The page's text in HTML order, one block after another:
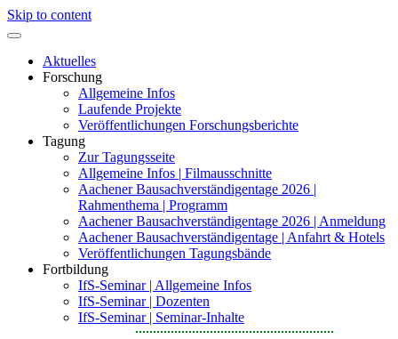
Skip to content
Aktuelles
Forschung
Allgemeine Infos
Laufende Projekte
Veröffentlichungen Forschungsberichte
Tagung
Zur Tagungsseite
Allgemeine Infos | Filmausschnitte
Aachener Bausachverständigentage 2026 |
Rahmenthema | Programm
Aachener Bausachverständigentage 2026 | Anmeldung
Aachener Bausachverständigentage | Anfahrt & Hotels
Veröffentlichungen Tagungsbände
Fortbildung
IfS-Seminar | Allgemeine Infos
IfS-Seminar | Dozenten
IfS-Seminar | Seminar-Inhalte